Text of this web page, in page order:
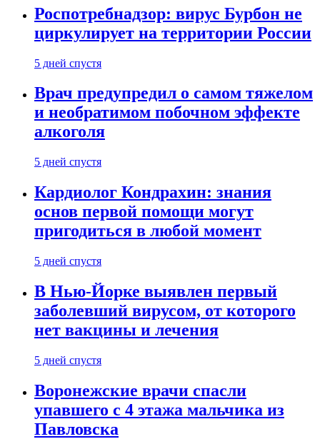
Роспотребнадзор: вирус Бурбон не
циркулирует на территории России
5 дней спустя
Врач предупредил о самом тяжелом
и необратимом побочном эффекте
алкоголя
5 дней спустя
Кардиолог Кондрахин: знания
основ первой помощи могут
пригодиться в любой момент
5 дней спустя
В Нью-Йорке выявлен первый
заболевший вирусом, от которого
нет вакцины и лечения
5 дней спустя
Воронежские врачи спасли
упавшего с 4 этажа мальчика из
Павловска